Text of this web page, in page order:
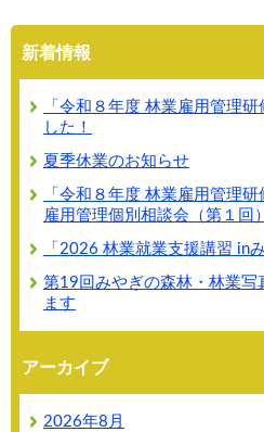
新着情報
「令和８年度 林業雇用管理
した！
夏季休業のお知らせ
「令和８年度 林業雇用管理
雇用管理個別相談会（第１回
「2026 林業就業支援講習 in
第19回みやぎの森林・林業写
ます
アーカイブ
2026年8月